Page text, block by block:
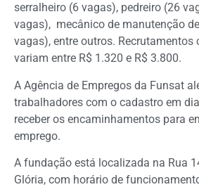
serralheiro (6 vagas), pedreiro (26
vagas), mecânico de manutenção
vagas), entre outros. Recrutamentos
variam entre R$ 1.320 e R$ 3.800.
A Agência de Empregos da Funsat
trabalhadores com o cadastro em
receber os encaminhamentos para
emprego.
A fundação está localizada na Rua
Glória, com horário de